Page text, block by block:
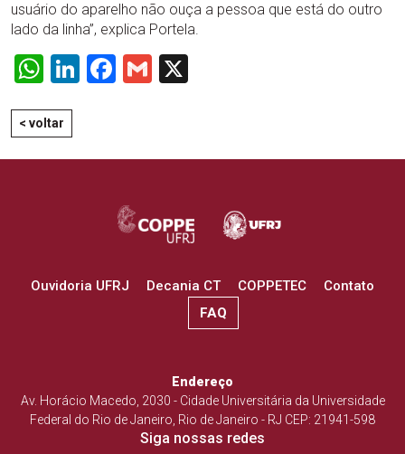
usuário do aparelho não ouça a pessoa que está do outro
lado da linha”, explica Portela.
WhatsApp
LinkedIn
Facebook
Gmail
< voltar
Ouvidoria UFRJ Decania CT COPPETEC
Contato
FAQ
Endereço
Av. Horácio Macedo, 2030 - Cidade Universitária da Universidade
Federal do Rio de Janeiro, Rio de Janeiro - RJ CEP: 21941-598
Siga nossas redes